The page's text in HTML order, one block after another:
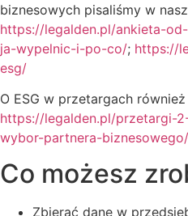
biznesowych pisaliśmy w
https://legalden.pl/ankieta-
ja-wypelnic-i-po-co/; https://
esg/
O ESG w przetargach
https://legalden.pl/przetargi-
wybor-partnera-biznesowego/
Co możesz
Zbierać dane w